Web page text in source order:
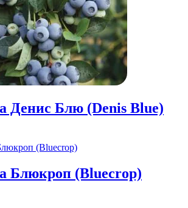
Денис Блю (Denis Blue)
Блюкроп (Bluecrop)